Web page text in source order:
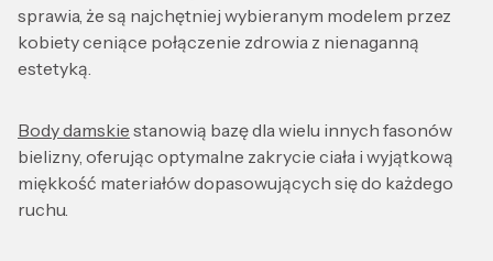
sprawia, że są najchętniej wybieranym modelem przez
kobiety ceniące połączenie zdrowia z nienaganną
estetyką.
Body damskie stanowią bazę dla wielu innych fasonów
bielizny, oferując optymalne zakrycie ciała i wyjątkową
miękkość materiałów dopasowujących się do każdego
ruchu.